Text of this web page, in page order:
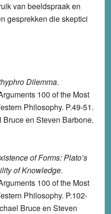
van beeldspraak en
gesprekken die skeptici
Dilemma.
100 of the Most
Philosophy. P.49-51.
en Steven Barbone.
of Forms: Plato’s
of Knowledge.
100 of the Most
Philosophy. P.102-
Bruce en Steven